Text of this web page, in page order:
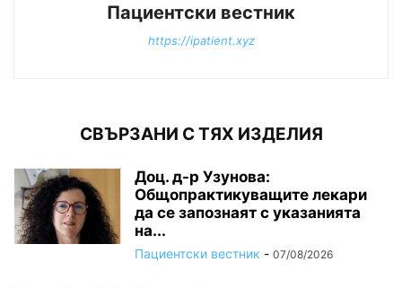
Пациентски вестник
https://ipatient.xyz
СВЪРЗАНИ С ТЯХ ИЗДЕЛИЯ
Доц. д-р Узунова:
Общопрактикуващите лекари
да се запознаят с указанията
на...
Пациентски вестник - 07/08/2026